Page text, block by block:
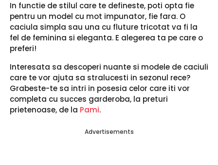
In functie de stilul care te defineste, poti opta fie
pentru un model cu mot impunator, fie fara. O
caciula simpla sau una cu fluture tricotat va fi la
fel de feminina si eleganta. E alegerea ta pe care o
preferi!
Interesata sa descoperi nuante si modele de caciuli
care te vor ajuta sa stralucesti in sezonul rece?
Grabeste-te sa intri in posesia celor care iti vor
completa cu succes garderoba, la preturi
prietenoase, de la Pami.
Advertisements